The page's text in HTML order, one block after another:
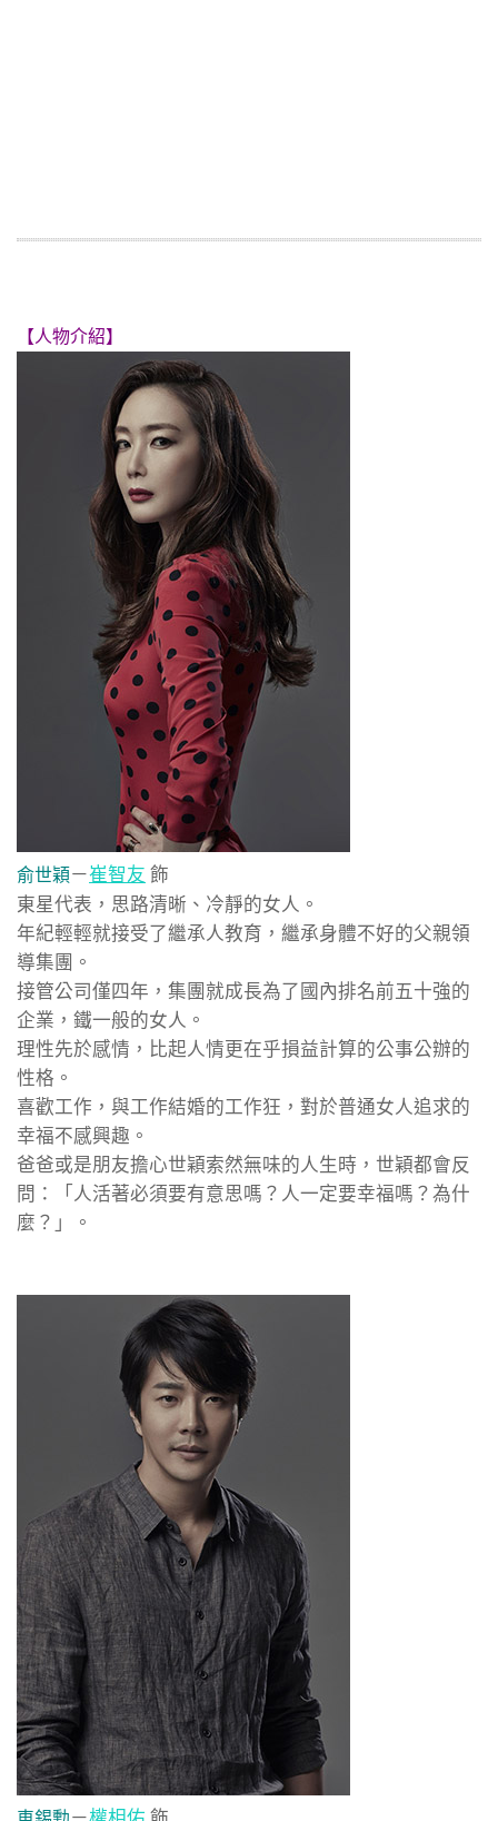
【人物介紹】
俞世穎－崔智友 飾
東星代表，思路清晰、冷靜的女人。
年紀輕輕就接受了繼承人教育，繼承身體不好的父親領
導集團。
接管公司僅四年，集團就成長為了國內排名前五十強的
企業，鐵一般的女人。
理性先於感情，比起人情更在乎損益計算的公事公辦的
性格。
喜歡工作，與工作結婚的工作狂，對於普通女人追求的
幸福不感興趣。
爸爸或是朋友擔心世穎索然無味的人生時，世穎都會反
問：「人活著必須要有意思嗎？人一定要幸福嗎？為什
麼？」。